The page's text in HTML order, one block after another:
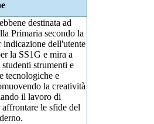
destinata ad
Primaria secondo la
indicazione dell'utente
la SS1G e mira a
strumenti e
tecnologiche e
la creatività
il lavoro di
le sfide del